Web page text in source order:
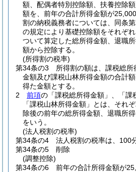
額、配偶者特別控除額、扶養控除
額を、前年の合計所得金額が
割の納税義務者については、同条
の規定により基礎控除額をそれぞ
ついて算定した総所得金額、退職
額から控除する。
(所得割の税率)
第34条の3
所得割の額は、課税総
金額及び課税山林所得金額の合計
得た金額とする。
2
前項の「課税総所得金額」、「課
「課税山林所得金額」とは、それ
除後の前年の総所得金額、退職所
をいう。
(法人税割の税率)
第34条の4
法人税割の税率は、100
第34条の5
削除
(調整控除)
第34条の6
前年の合計所得金額が